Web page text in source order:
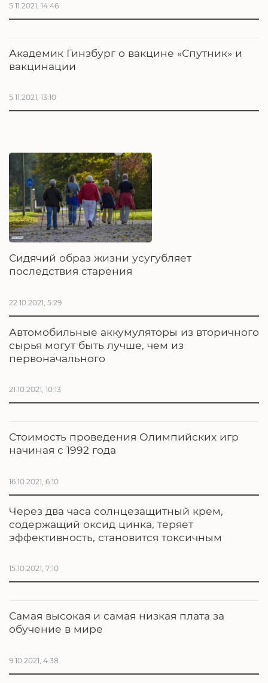
5.11.2021, 14:46
Академик Гинзбург о вакцине «Спутник» и
вакцинации
5.11.2021, 13:10
Сидячий образ жизни усугубляет
последствия старения
22.10.2021, 5:29
Автомобильные аккумуляторы из вторичного
сырья могут быть лучше, чем из
первоначального
21.10.2021, 10:13
Стоимость проведения Олимпийских игр
начиная с 1992 года
16.10.2021, 6:10
Через два часа солнцезащитный крем,
содержащий оксид цинка, теряет
эффективность, становится токсичным
15.10.2021, 7:10
Самая высокая и самая низкая плата за
обучение в мире
9.10.2021, 4:38